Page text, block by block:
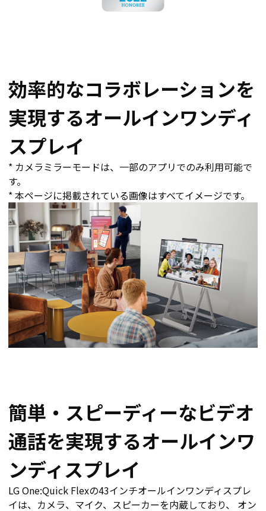
効率的なコラボレーションを
実現するオールインワンディ
スプレイ
* カメラミラーモードは、一部のアプリでのみ利用可能で
す。
* 本ページに掲載されている画像はすべてイメージです。
簡単・スピーディーなビデオ
通話を実現するオールインワ
ンディスプレイ
LG One:Quick Flexの43インチオールインワンディスプレ
イは、カメラ、マイク、スピーカーを内蔵しており、 オン